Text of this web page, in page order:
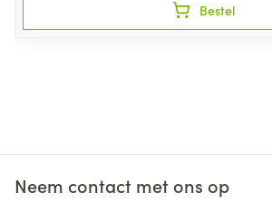
Bestel
Neem contact met ons op